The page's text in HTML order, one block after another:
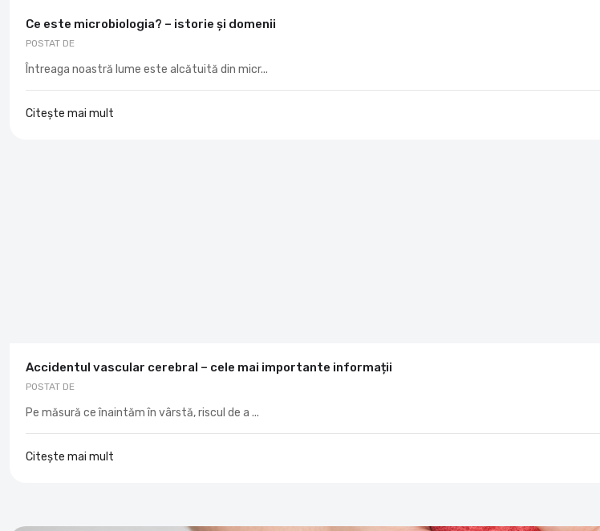
Ce este microbiologia? – istorie și domenii
POSTAT DE
Întreaga noastră lume este alcătuită din micr...
Citește mai mult
Accidentul vascular cerebral – cele mai importante informații
POSTAT DE
Pe măsură ce înaintăm în vârstă, riscul de a ...
Citește mai mult